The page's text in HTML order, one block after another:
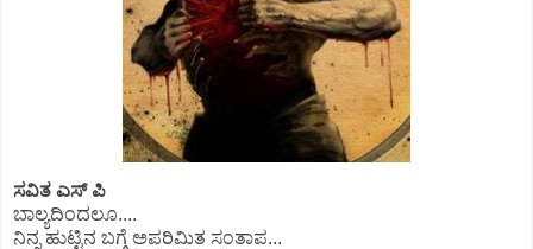
ಸವಿತ ಎಸ್ ಪಿ
ಬಾಲ್ಯದಿಂದಲೂ....
ನಿನ್ನ ಹುಟ್ಟಿನ ಬಗ್ಗೆ ಅಪರಿಮಿತ ಸಂತಾಪ...